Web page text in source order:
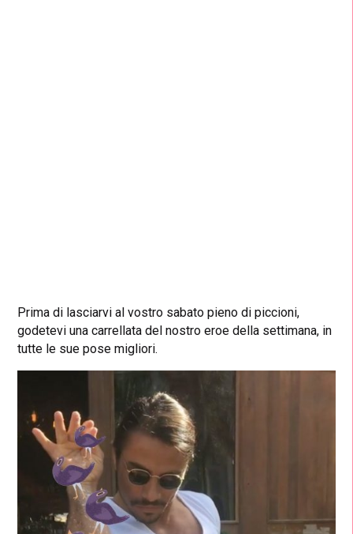
Prima di lasciarvi al vostro sabato pieno di piccioni,
godetevi una carrellata del nostro eroe della settimana, in
tutte le sue pose migliori.